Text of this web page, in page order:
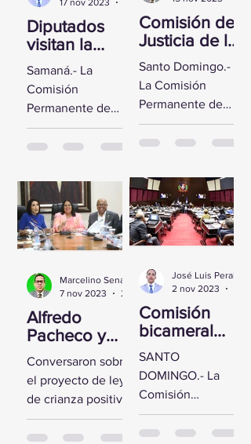
Diputados
visitan la
Fortaleza de
Santa
Bárbara de
Samaná
Samaná.- La
Comisión
Permanente de
Derechos
Humanos de la
Diputados visitó la
Fortaleza de Santa
Bárbara de
Samaná, a fin de...
Comisión de
Justicia de la
CD se reúne
con Yeni
Berenice
Reynoso
Santo Domingo.-
La Comisión
Permanente de
Justicia de la
Cámara de
un encuentro con
la Directora de
Persecución del...
Alfredo
Pacheco y
comisión de
diputados
reciben a la
Primera
Dama
Conversaron sobre
el proyecto de ley
de crianza positiva
SANTO
DOMINGO.- El
Marcelino Sena
7 nov 2023
Comisión
bicameral
inicia hoy el
estudio del
Presupuesto
General del
Estado 2024
SANTO
DOMINGO.- La
Comisión
Bicameral Especial
iniciará hoy los
José Luis Peralta
2 nov 2023